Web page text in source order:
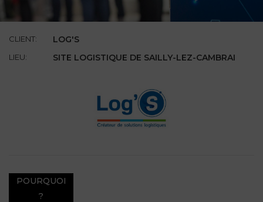
CLIENT: LOG'S
LIEU: SITE LOGISTIQUE DE SAILLY-LEZ-CAMBRAI
POURQUOI
?